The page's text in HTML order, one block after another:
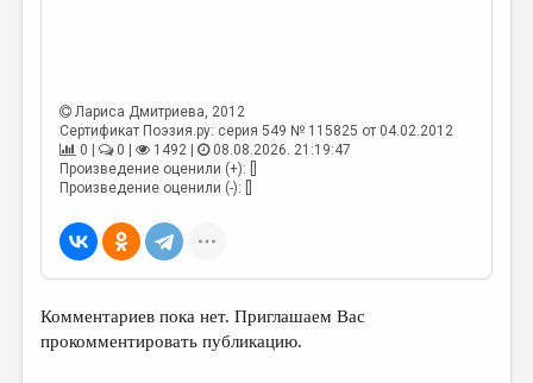
РЕЦЕНЗИРОВАНИЕ
ЦИКЛЫ ПУБЛИКАЦИЙ
ТРЕДИАКОВСКИЙ
МЕДИА
Лариса Дмитриева, 2012
Сертификат Поэзия.ру: серия 549 № 115825 от 04.02.2012
0 |
0 | 1492 |
08.08.2026. 21:19:47
Произведение оценили (+): []
Произведение оценили (-): []
Комментариев пока нет. Приглашаем Вас
прокомментировать публикацию.